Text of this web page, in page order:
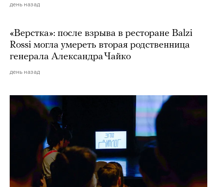
день назад
«Верстка»: после взрыва в ресторане Balzi
Rossi могла умереть вторая родственница
генерала Александра Чайко
день назад